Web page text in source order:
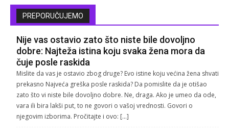
PREPORUČUJEMO
Nije vas ostavio zato što niste bile dovoljno
dobre: Najteža istina koju svaka žena mora da
čuje posle raskida
Mislite da vas je ostavio zbog druge? Evo istine koju većina žena shvati
prekasno Najveća greška posle raskida? Da pomislite da je otišao
zato što vi niste bile dovoljno dobre. Ne, draga. Ako je umeo da ode,
vara ili bira lakši put, to ne govori o vašoj vrednosti. Govori o
njegovim izborima. Pročitajte i ovo: […]